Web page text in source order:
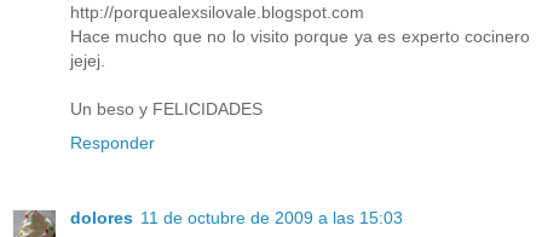
http://porquealexsilovale.blogspot.com
Hace mucho que no lo visito porque ya es experto cocinero
jejej.
Un beso y FELICIDADES
Responder
dolores 11 de octubre de 2009 a las 15:03